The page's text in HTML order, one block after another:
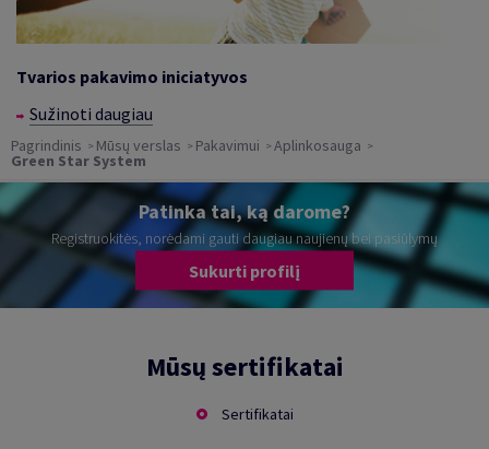
Tvarios pakavimo iniciatyvos
Sužinoti daugiau
Pagrindinis Mūsų verslas Pakavimui Aplinkosauga
Green Star System
Patinka tai, ką darome?
Registruokitės, norėdami gauti daugiau naujienų bei pasiūlymų
Sukurti profilį
Mūsų sertifikatai
Sertifikatai